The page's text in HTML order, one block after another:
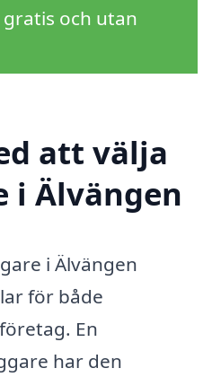
och utan
att välja
i Älvängen
i Älvängen
för både
En
har den